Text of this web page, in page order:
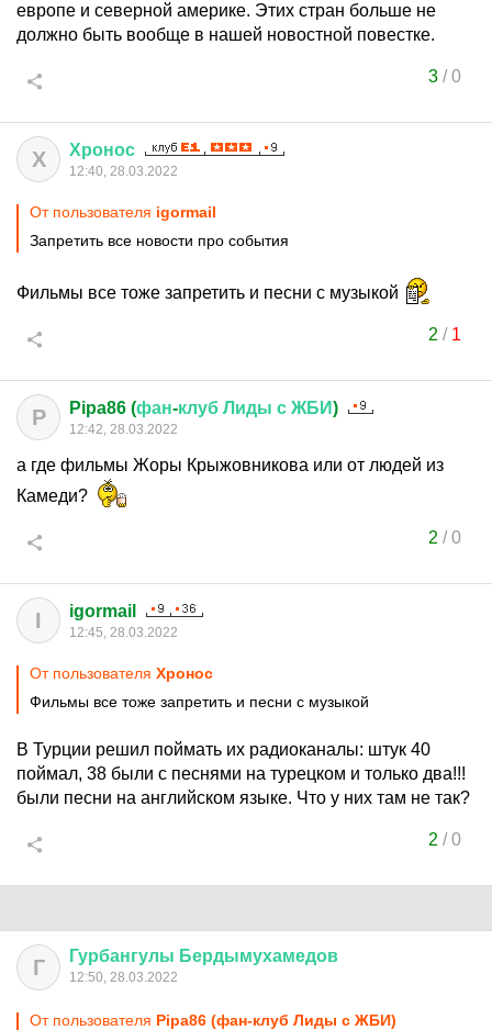
европе и северной америке. Этих стран больше не
должно быть вообще в нашей новостной повестке.
3/0
Х Хронос
12:40, 28.03.2022
От пользователя igormail
Запретить все новости про события
Фильмы все тоже запретить и песни с музыкой
2 / 1
P Pipa86 (фан-клуб Лиды с ЖБИ)
12:42, 28.03.2022
а где фильмы Жоры Крыжовникова или от людей из
Камеди?
2 /0
I igormail
12:45, 28.03.2022
От пользователя Хронос
Фильмы все тоже запретить и песни с музыкой
В Турции решил поймать их радиоканалы: штук 40
поймал, 38 были с песнями на турецком и только два!!!
были песни на английском языке. Что у них там не так?
2 /0
Г Гурбангулы Бердымухамедов
12:50, 28.03.2022
От пользователя Pipa86 (фан-клуб Лиды с ЖБИ)